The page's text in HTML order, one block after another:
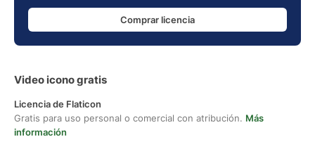
Comprar licencia
Video icono gratis
Licencia de Flaticon
Gratis para uso personal o comercial con atribución. Más
información